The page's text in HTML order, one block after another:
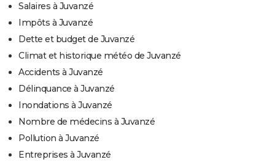
Salaires à Juvanzé
Impôts à Juvanzé
Dette et budget de Juvanzé
Climat et historique météo de Juvanzé
Accidents à Juvanzé
Délinquance à Juvanzé
Inondations à Juvanzé
Nombre de médecins à Juvanzé
Pollution à Juvanzé
Entreprises à Juvanzé